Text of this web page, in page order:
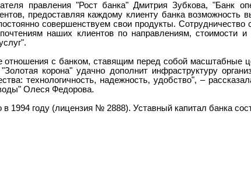
правления "Рост банка" Дмитрия Зубкова, "Банк
предоставляя каждому клиенту банка возможность
совершенствуем свои продукты. Сотрудничество
наших клиентов по направлениям, стоимости
отношения с банком, ставящим перед собой масштабные
корона" удачно дополнит инфраструктуру
технологичность, надежность, удобство", –
Олеся Федорова.
1994 году (лицензия № 2888). Уставный капитал банка